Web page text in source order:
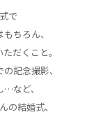
で
ちろん、
だくこと。
記念撮影、
など、
の結婚式、